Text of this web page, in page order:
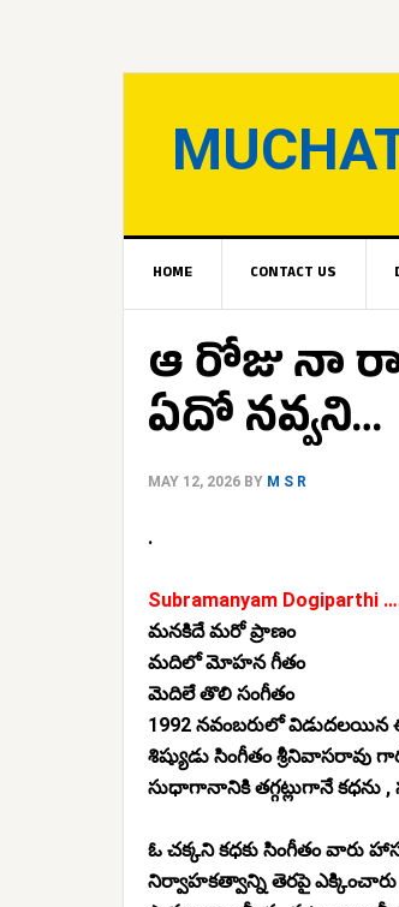
HOME CONTACT US
ఆ రోజు నా
ఏదో నవ్వని…
MAY 12, 2026 BY M S R
.
Subramanyam Dogiparthi
మనకిదే మరో ప్రాణం
మదిలో మోహన గీతం
మెదిలే తొలి సంగీతం
1992 నవంబరులో విడుదలయిన
శిష్యుడు సింగీతం
సుధాగానానికి తగ్గట్లుగానే
ఓ చక్కని కధకు సింగీతం వారు
నిర్వాహకత్వాన్ని తెరపై